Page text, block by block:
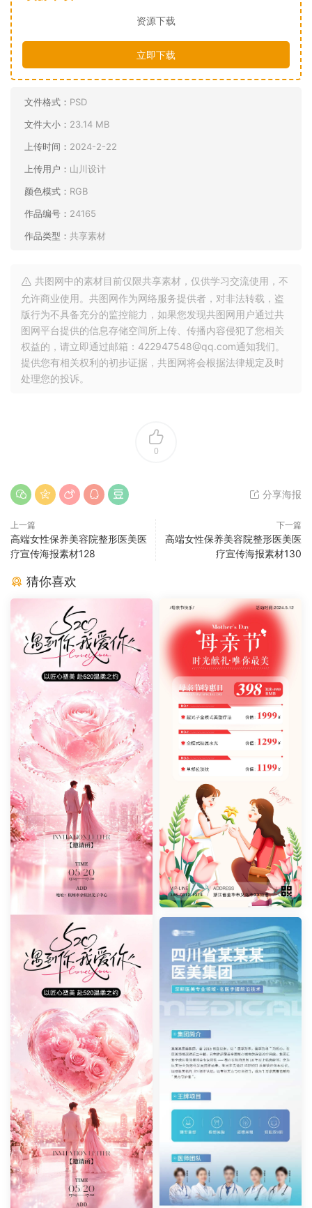
资源下载
立即下载
文件格式： PSD
文件大小： 23.14 MB
上传时间： 2024-2-22
上传用户： 山川设计
颜色模式： RGB
作品编号： 24165
作品类型： 共享素材
共图网中的素材目前仅限共享素材，仅供学习交流使用，不
允许商业使用。共图网作为网络服务提供者，对非法转载，盗
版行为不具备充分的监控能力，如果您发现共图网用户通过共
图网平台提供的信息存储空间所上传、传播内容侵犯了您相关
权益的，请立即通过邮箱：422947548@qq.com通知我们。
提供您有相关权利的初步证据，共图网将会根据法律规定及时
处理您的投诉。
0
分享海报
上一篇
高端女性保养美容院整形医美医
疗宣传海报素材128
下一篇
高端女性保养美容院整形医美医
疗宣传海报素材130
猜你喜欢